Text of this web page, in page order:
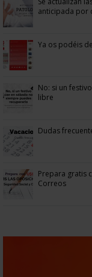
anticipada por
Ya os podéis
No: si un
libre
Dudas
Prepara gratis
Correos